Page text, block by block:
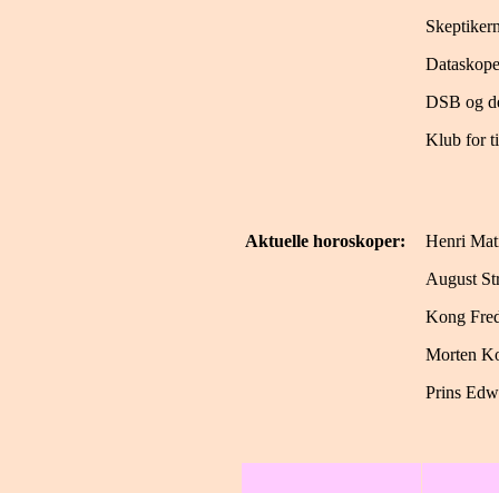
DSB og
Klub for
Aktuelle horoskoper:
Henri
August
Kong
Morten
Prins